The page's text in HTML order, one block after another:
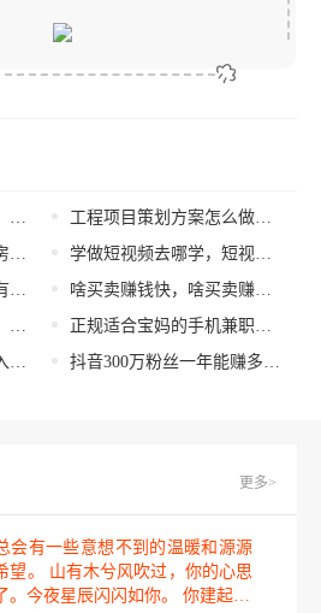
工程项目策划方案怎么做，工程项目策划方案怎么做的？
学做短视频去哪学，短视频制作培训课程？
啥买卖赚钱快，啥买卖赚钱快呢？
正规适合宝妈的手机兼职，正规适合宝妈的手机兼职软件？
抖音300万粉丝一年能赚多少钱，300万粉丝抖音赚钱？
更多>
会有一些意想不到的温暖和源源
望。 山有木兮风吹过，你的心思
。今夜星辰闪闪如你。 你建起…